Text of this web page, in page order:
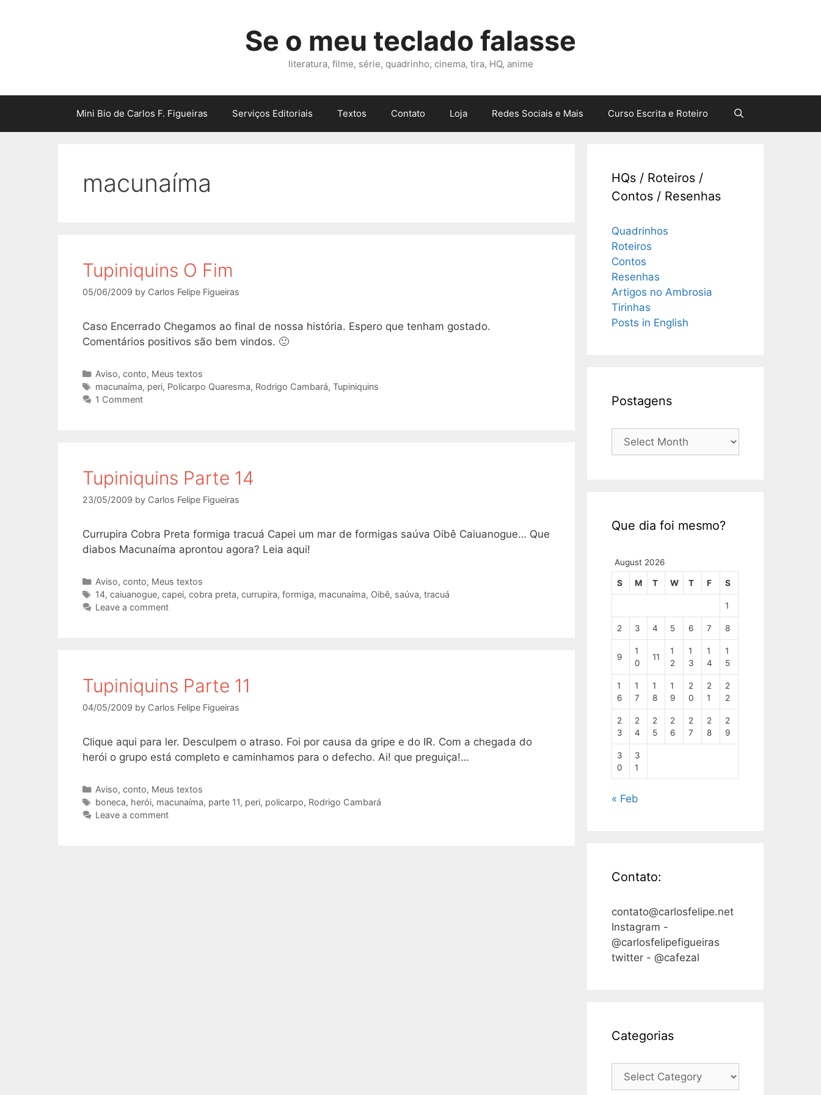
Se o meu teclado falasse
literatura, filme, série, quadrinho, cinema, tira, HQ, anime
Mini Bio de Carlos F. Figueiras Serviços Editoriais Textos Contato Loja Redes Sociais e Mais Curso Escrita e Roteiro
macunaíma
Tupiniquins O Fim
05/06/2009 by Carlos Felipe Figueiras
Caso Encerrado Chegamos ao final de nossa história. Espero que tenham gostado.
Comentários positivos são bem vindos. 🙂
Categories
Aviso,conto, Meus textos
Tags
macunaíma, peri, Policarpo Quaresma, Rodrigo Cambará,Tupiniquins
1 Comment
Tupiniquins Parte 14
23/05/2009 by Carlos Felipe Figueiras
Currupira Cobra Preta formiga tracuá Capei um mar de formigas saúva Oibê Caiuanogue… Que
diabos Macunaíma aprontou agora? Leia aqui!
Categories
Aviso,conto, Meus textos
Tags
14,caiuanogue,capei,cobra preta,currupira,formiga, macunaíma, Oibê, saúva,tracuá
Leave a comment
Tupiniquins Parte 11
04/05/2009 by Carlos Felipe Figueiras
Clique aqui para ler. Desculpem o atraso. Foi por causa da gripe e do IR. Com a chegada do
herói o grupo está completo e caminhamos para o defecho. Ai! que preguiça!…
Categories
Aviso,conto, Meus textos
Tags
boneca, herói, macunaíma, parte 11, peri, policarpo, Rodrigo Cambará
Leave a comment
HQs / Roteiros /
Contos / Resenhas
Quadrinhos
Roteiros
Contos
Resenhas
Artigos no Ambrosia
Tirinhas
Posts in English
Postagens
Postagens
Que dia foi mesmo?
August 2026
S M T W T F S
1
2 3 4 5 6 7 8
9
1
0
11
1
2
1
3
1
4
1
5
1
6
1
7
1
8
1
9
2
0
2
1
2
2
2
3
2
4
2
5
2
6
2
7
2
8
2
9
3
0
3
1
« Feb
Contato:
contato@carlosfelipe.net
Instagram -
@carlosfelipefigueiras
twitter - @cafezal
Categorias
Categorias